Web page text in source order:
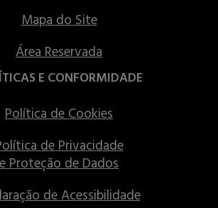
Mapa do Site
Área Reservada
E CONFORMIDADE
Política de Cookies
de Privacidade
e Proteção de Dados
de Acessibilidade